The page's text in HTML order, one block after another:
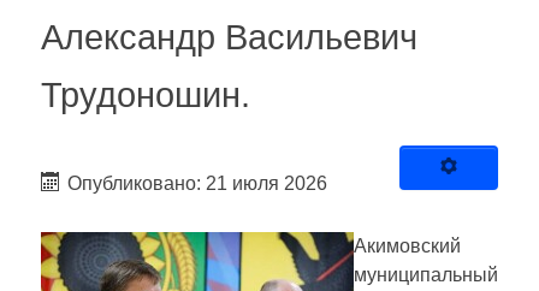
Александр Васильевич
Трудоношин.
Опубликовано: 21 июля 2026
Акимовский
муниципальный